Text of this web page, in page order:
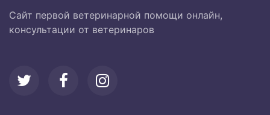
Сайт первой ветеринарной помощи онлайн,
консультации от ветеринаров